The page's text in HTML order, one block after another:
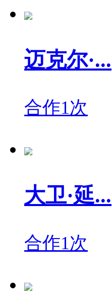
迈克尔·...
合作1次
大卫·延...
合作1次